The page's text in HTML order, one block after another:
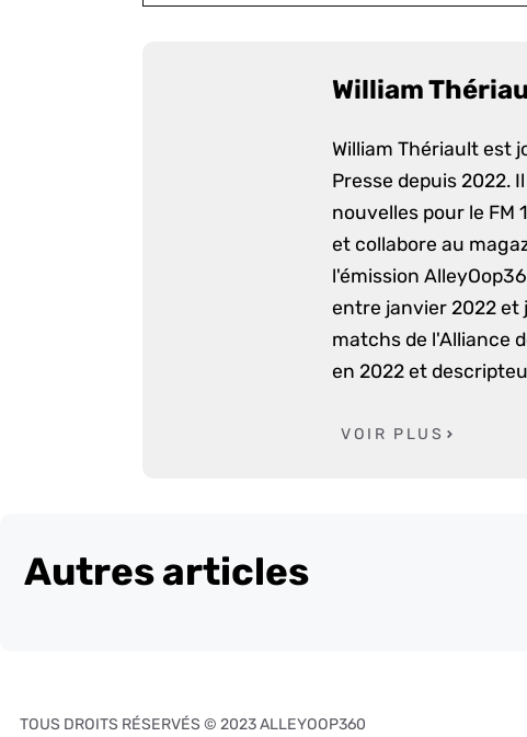
William
William Thériault est
Presse depuis 2022.
nouvelles pour le FM
et collabore au
l'émission
entre janvier 2022 et
matchs de l'Alliance
en 2022 et
VOIR PLUS
Autres articles
TOUS DROITS RÉSERVÉS © 2023 ALLEYOOP360